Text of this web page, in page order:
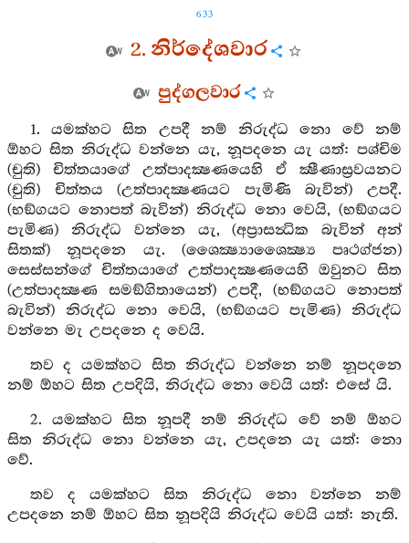
633
2. නිර්දේශවාර
පුද්ගලවාර
1. යමක්හට සිත උපදී නම් නිරුද්ධ නො වේ නම්
ඕහට සිත නිරුද්ධ වන්නෙ යැ, නූපදනෙ යැ යත්: පශ්චිම
(චුති) චිත්තයාගේ උත්පාදක්‍ෂණයෙහි ඒ ක්‍ෂීණාස්‍රවයනට
(චුති) චිත්තය (උත්පාදක්‍ෂණයට පැමිණි බැවින්) උපදී.
(භඞ්ගයට නොපත් බැවින්) නිරුද්ධ නො වෙයි, (භඞ්ගයට
පැමිණ) නිරුද්ධ වන්නෙ යැ, (අප්‍රාසන්‍ධික බැවින් අන්
සිතක්) නූපදනෙ යැ. (ශෛක්‍ෂ්‍යාශෛක්‍ෂ්‍ය පෘථග්ජන)
සෙස්සන්ගේ චිත්තයාගේ උත්පාදක්‍ෂණයෙහි ඔවුනට සිත
(උත්පාදක්‍ෂණ සමඞ්ගිතායෙන්) උපදී, (භඞ්ගයට නොපත්
බැවින්) නිරුද්ධ නො වෙයි, (භඞ්ගයට පැමිණ) නිරුද්ධ
වන්නෙ මැ උපදනෙ ද වෙයි.
තව ද යමක්හට සිත නිරුද්ධ වන්නෙ නම් නූපදනෙ
නම් ඕහට සිත උපදියි, නිරුද්ධ නො වෙයි යත්: එසේ යි.
2. යමක්හට සිත නූපදී නම් නිරුද්ධ වේ නම් ඕහට
සිත නිරුද්ධ නො වන්නෙ යැ, උපදනෙ යැ යත්: නො
වේ.
තව ද යමක්හට සිත නිරුද්ධ නො වන්නෙ නම්
උපදනෙ නම් ඕහට සිත නූපදියි නිරුද්ධ වෙයි යත්: නැති.